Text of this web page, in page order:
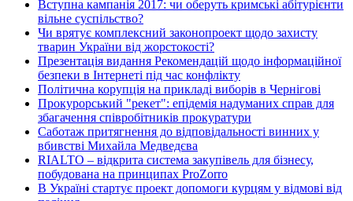
Вступна кампанія 2017: чи оберуть кримські абітурієнти
вільне суспільство?
Чи врятує комплексний законопроект щодо захисту
тварин України від жорстокості?
Презентація видання Рекомендацій щодо інформаційної
безпеки в Інтернеті під час конфлікту
Політична корупція на прикладі виборів в Чернігові
Прокурорський "рекет": епідемія надуманих справ для
збагачення співробітників прокуратури
Саботаж притягнення до відповідальності винних у
вбивстві Михайла Медведєва
RIALTO – відкрита система закупівель для бізнесу,
побудована на принципах ProZorro
В Україні стартує проект допомоги курцям у відмові від